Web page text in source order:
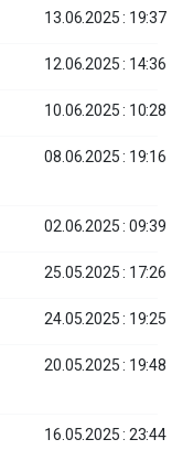
13.06.2025 : 19:37
12.06.2025 : 14:36
10.06.2025 : 10:28
08.06.2025 : 19:16
02.06.2025 : 09:39
25.05.2025 : 17:26
24.05.2025 : 19:25
20.05.2025 : 19:48
16.05.2025 : 23:44